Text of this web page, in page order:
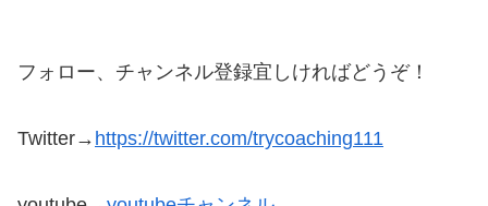
フォロー、チャンネル登録宜しければどうぞ！
Twitter→ https://twitter.com/trycoaching111